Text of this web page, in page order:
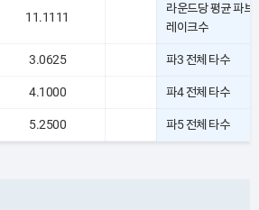
11.1111
라운드당 평균 파브
레이크수
3.0625 파3 전체 타수
4.1000 파4 전체 타수
5.2500 파5 전체 타수